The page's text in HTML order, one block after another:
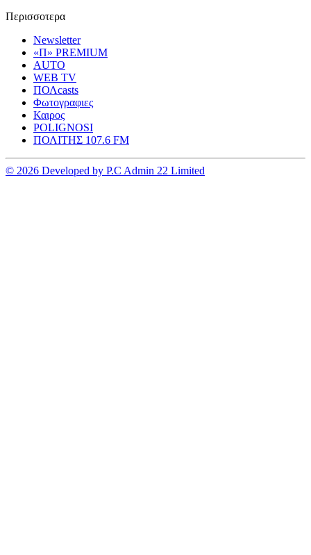
Περισσοτερα
Newsletter
«Π» PREMIUM
AUTO
WEB TV
ΠΟΛcasts
Φωτογραφιες
Καιρος
POLIGNOSI
ΠΟΛΙΤΗΣ 107.6 FM
© 2026 Developed by P.C Admin 22 Limited